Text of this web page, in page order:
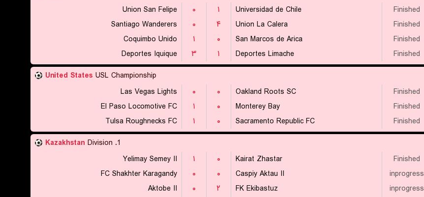
Union San Felipe
۰ ۱ Universidad de Chile Finished
Santiago Wanderers
۰ ۴ Union La Calera Finished
Coquimbo Unido
۱ ۰ San Marcos de Arica Finished
Deportes Iquique
۳ ۱ Deportes Limache Finished
United States USL Championship
Las Vegas Lights
۰ ۰ Oakland Roots SC Finished
El Paso Locomotive FC
۱ ۰ Monterey Bay Finished
Tulsa Roughnecks FC
۱ ۰ Sacramento Republic FC Finished
Kazakhstan
1. Division
Yelimay Semey II
۱ ۰ Kairat Zhastar Finished
FC Shakhter Karagandy
۰ ۰ Caspiy Aktau II inprogress
Aktobe II
۰ ۲ FK Ekibastuz inprogress